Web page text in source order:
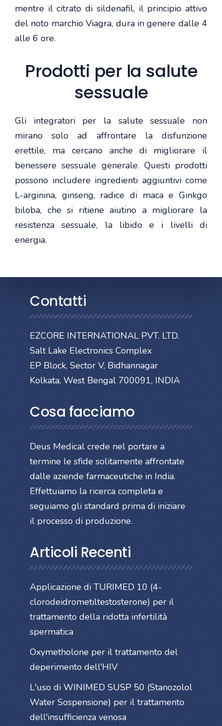
mentre il citrato di sildenafil, il principio attivo
del noto marchio Viagra, dura in genere dalle 4
alle 6 ore.
Prodotti per la salute
sessuale
Gli integratori per la salute sessuale non
mirano solo ad affrontare la disfunzione
erettile, ma cercano anche di migliorare il
benessere sessuale generale. Questi prodotti
possono includere ingredienti aggiuntivi come
L-arginina, ginseng, radice di maca e Ginkgo
biloba, che si ritiene aiutino a migliorare la
resistenza sessuale, la libido e i livelli di
energia.
Contatti
EZCORE INTERNATIONAL PVT. LTD.
Salt Lake Electronics Complex
EP Block, Sector V, Bidhannagar
Kolkata, West Bengal 700091, INDIA
Cosa facciamo
Deus Medical crede nel portare a
termine le sfide solitamente affrontate
dalle aziende farmaceutiche in India.
Effettuiamo la ricerca completa e
seguiamo gli standard prima di iniziare
il processo di produzione.
Articoli Recenti
Applicazione di TURIMED 10 (4-
clorodeidrometiltestosterone) per il
trattamento della ridotta infertilità
spermatica
Oxymetholone per il trattamento del
deperimento dell'HIV
L'uso di WINIMED SUSP 50 (Stanozolol
Water Sospensione) per il trattamento
dell'insufficienza venosa